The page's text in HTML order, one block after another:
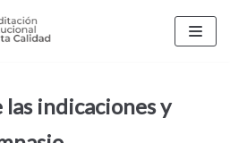
indicaciones y